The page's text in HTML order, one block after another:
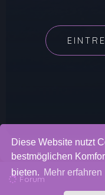
Diese Website nutzt
bestmöglichen
bieten. Mehr erfahren
Forum